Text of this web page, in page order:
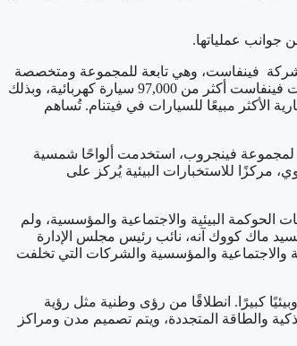
جوانب عملياتها.
شركة فينفاست، وهي تابعة للمجموعة ومتخصصة
في إنتاج المركبات الكهربائية، تحوَّلت بقوة نحو التنقل الكهربائي، حيث إنها توقفت عن إنتاج المركبات التي تعمل بالبنزين في عام 2022. في العام الماضي، سلّمت فينفاست أكثر من 97,000 سيارة كهربائية، وبذلك
التجارية الأكثر مبيعًا للسيارات في فيتنام. تُساهم
لمجموعة فينجروب، استخدمت ألواحًا شمسية
مركزًا للاستخبارات البيئية يُركز على
لها في مجال تبني ممارسات الحوكمة البيئية والاجتماعية والمؤسسية، ولم
وفقًا لما قاله السيد ماك كووك آنه، نائب رئيس مجلس الإدارة
والاجتماعية والمؤسسية والشركات التي تخلفت
كبيرًا. انطلاقًا من رؤى وطنية مثل رؤية
والبنية التحتية الذكية والطاقة المتجددة، ويتم تصميم مدن ومراكز